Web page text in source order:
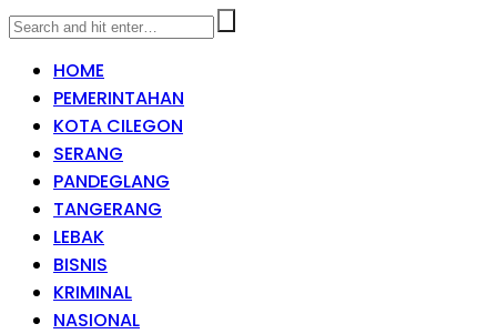
HOME
PEMERINTAHAN
KOTA CILEGON
SERANG
PANDEGLANG
TANGERANG
LEBAK
BISNIS
KRIMINAL
NASIONAL